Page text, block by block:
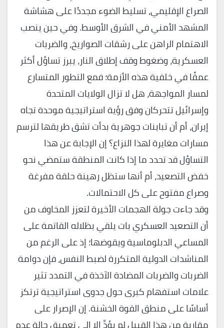
الصراع الإقليمي، تسليط الضوء مجددًا على هشاشة
المشهد الأمني في الشرق الأوسط. وفي حين ينصب
الاهتمام الراهن على رشقات الصواريخ، والضربات
العسكرية، وضغوط وقف إطلاق النار، يبرز تساؤل أكثر
عمقًا في خلفية هذه الأزمة؛ فمع التطور المتسارع
لمسار المواجهة، هل لا تزال الولايات المتحدة
وإسرائيل تتحركان وفق رؤية استراتيجية موحدة تجاه
إيران، أم أن تباينات جوهرية بدأت تشق طريقها لترسم
مسارات مغايرة لهذا النزاع؟ إن الإجابة عن هذا
التساؤل قد تحدد ما إذا كانت المنطقة ستمضي نحو
خفض التصعيد، أم أنها ستظل رهينة حلقة مفرغة
وصراع مفتوح على كل الاحتمالات.
وقد جاءت جولة الهجمات الأخيرة لتعزز المخاوف من
أن التصعيد العسكري بات يلقي بظلاله القاتمة على
المساعي الدبلوماسية ويقوضها؛ إذ على الرغم من
المناشدات الدولية المتكررة لضبط النفس، فإن دوامة
الضربات والضربات المضادة الآخذة في التمدد تثير
علامات استفهام كبرى حول جدوى استراتيجية ترتكز
أساسًا على منطق القوة الخشنة. إن الإصرار على
مقاربة من هذا القبيل لم يؤدِّ إلا إلى تعميق حالة عدم